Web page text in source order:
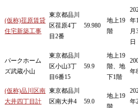
(仮称)荏原賃貸
住宅新築工事
東京都品川
区荏原4丁
目2番
59.980
地上19
階
年
月
日
パークホーム
ズ武蔵小山
東京都品川
区小山3丁
目6番15
59.9
地上19
階、地
下1階
年
(仮称)品川区南
大井四丁目計
東京都品川
区南大井4
59.0
地上19
階
年